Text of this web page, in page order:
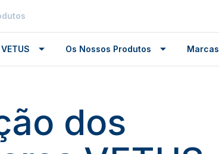
VETUS Os Nossos Produtos Marcas
dos